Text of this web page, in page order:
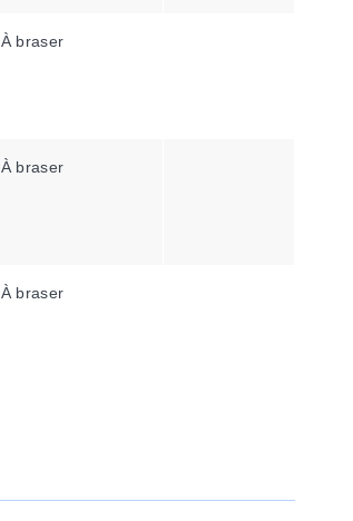
À braser
À braser
À braser